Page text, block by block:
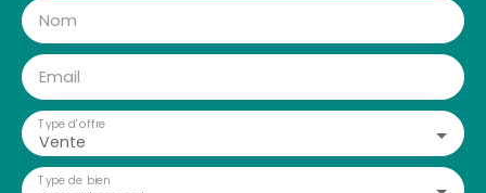
Nom
Email
Vente
Type d'offre
Type de bien